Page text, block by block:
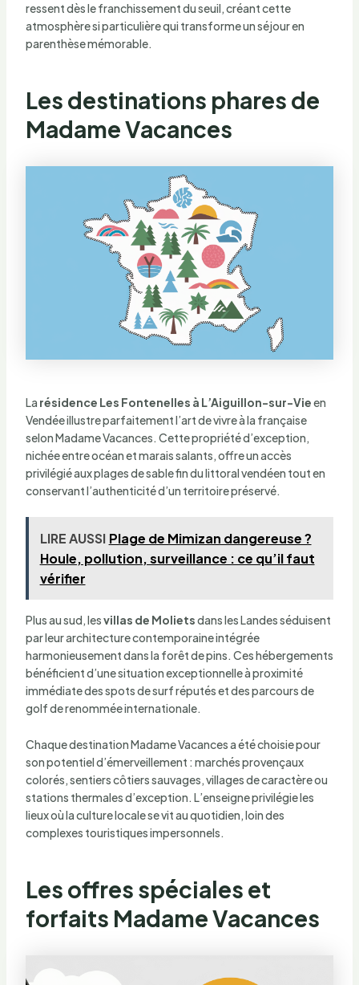
ressent dès le franchissement du seuil, créant cette
atmosphère si particulière qui transforme un séjour en
parenthèse mémorable.
Les destinations phares de
Madame Vacances
La résidence Les Fontenelles à L’Aiguillon-sur-Vieen
Vendée illustre parfaitement l’art de vivre à la française
selon Madame Vacances. Cette propriété d’exception,
nichée entre océan et marais salants, offre un accès
privilégié aux plages de sable fin du littoral vendéen tout en
conservant l’authenticité d’un territoire préservé.
LIRE AUSSI Plage de Mimizan dangereuse ?
Houle, pollution, surveillance : ce qu’il faut
vérifier
Plus au sud, lesvillas de Molietsdans les Landes séduisent
par leur architecture contemporaine intégrée
harmonieusement dans la forêt de pins. Ces hébergements
bénéficient d’une situation exceptionnelle à proximité
immédiate des spots de surf réputés et des parcours de
golf de renommée internationale.
Chaque destination Madame Vacances a été choisie pour
son potentiel d’émerveillement : marchés provençaux
colorés, sentiers côtiers sauvages, villages de caractère ou
stations thermales d’exception. L’enseigne privilégie les
lieux où la culture locale se vit au quotidien, loin des
complexes touristiques impersonnels.
Les offres spéciales et
forfaits Madame Vacances